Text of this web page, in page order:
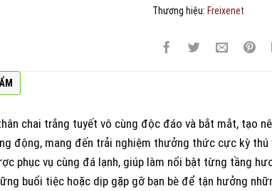
Thương hiệu: Freixenet
chai trắng tuyết vô cùng độc đáo và bắt mắt, tạo
động, mang đến trải nghiệm thưởng thức cực kỳ
phục vụ cùng đá lạnh, giúp làm nổi bật từng tầng
buổi tiệc hoặc dịp gặp gỡ bạn bè để tận hưởng